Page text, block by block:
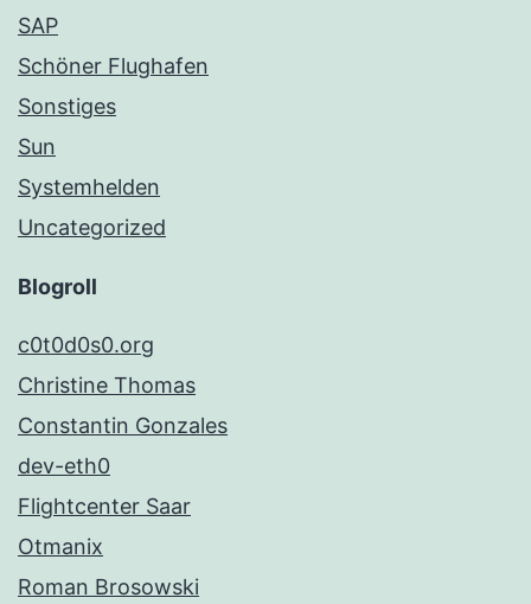
SAP
Schöner Flughafen
Sonstiges
Sun
Systemhelden
Uncategorized
Blogroll
c0t0d0s0.org
Christine Thomas
Constantin Gonzales
dev-eth0
Flightcenter Saar
Otmanix
Roman Brosowski